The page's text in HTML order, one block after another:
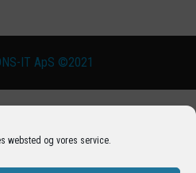
websted og vores service.
IT ApS ©2021